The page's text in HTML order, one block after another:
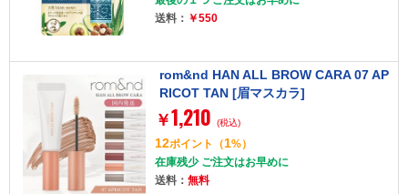
送料： ￥550
rom&nd HAN ALL BROW CARA 07 AP
RICOT TAN [眉マスカラ]
￥1,210 (税込)
12ポイント （1%）
在庫残少 ご注文はお早めに
送料： 無料